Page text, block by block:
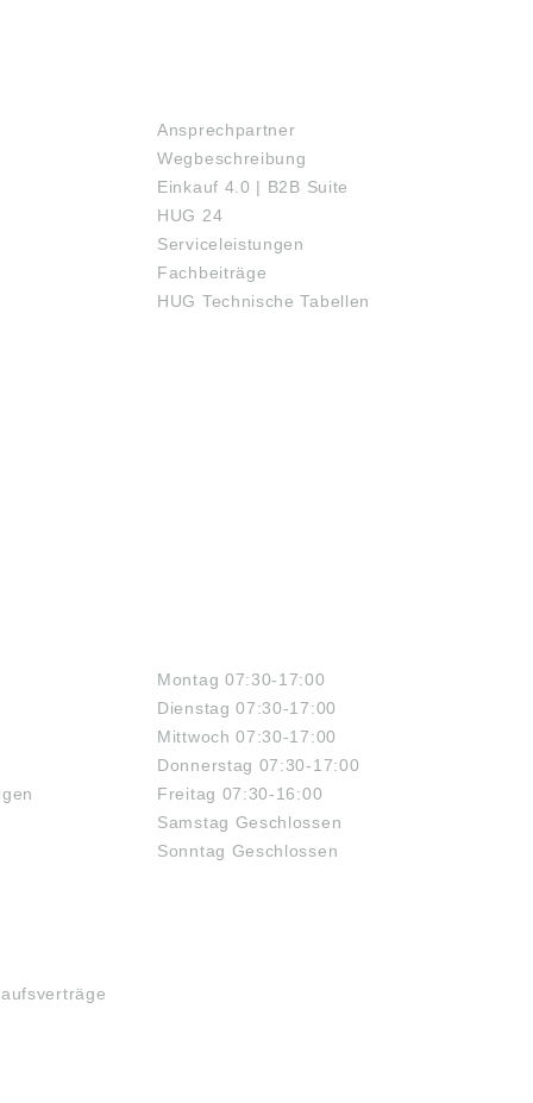
Ansprechpartner
Wegbeschreibung
Einkauf 4.0 | B2B Suite
HUG 24
Serviceleistungen
Fachbeiträge
HUG Technische Tabellen
Montag 07:30-17:00
Dienstag 07:30-17:00
Mittwoch 07:30-17:00
Donnerstag 07:30-17:00
Freitag 07:30-16:00
Samstag Geschlossen
Sonntag Geschlossen